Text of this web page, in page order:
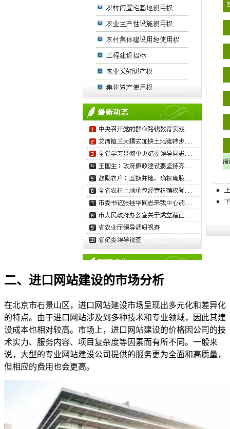
二、进口网站建设的市场分析
在北京市石景山区，进口网站建设市场呈现出多元化和差异化
的特点。由于进口网站涉及到多种技术和专业领域，因此其建
设成本也相对较高。市场上，进口网站建设的价格因公司的技
术实力、服务内容、项目复杂度等因素而有所不同。一般来
说，大型的专业网站建设公司提供的服务更为全面和高质量，
但相应的费用也会更高。